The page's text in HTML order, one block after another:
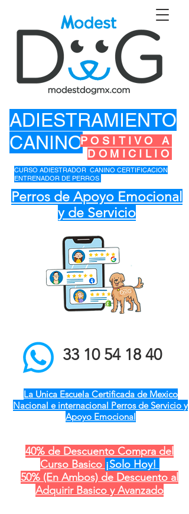
ADIESTRAMIENTO
CANINOPOSITIVO A
DOMICILIO
Perros de Apoyo Emocional
y de Servicio
el mejor entrenador de
perros a domicilio qro ver
pue gdl cdmx mty cdmx
modest dog adiestramiento
33 10 54 18 40
La Unica Escuela Certificada de Mexico
Nacional e internacional Perros de Servicio y
Apoyo Emocional
40% de Descuento Compra del
Curso Basico ¡Solo Hoy!
50% (En Ambos) de Descuento al
Adquirir Basico y Avanzado
CURSO ADIESTRADOR CANINO CERTIFICACION
ENTRENADOR DE PERROS